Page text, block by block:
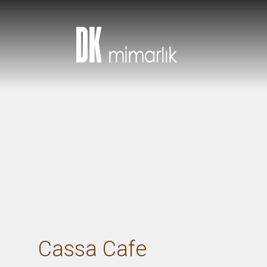
Cassa Cafe